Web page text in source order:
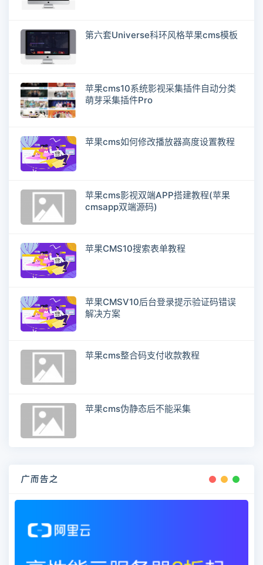
第六套Universe科环风格苹果cms模板
苹果cms10系统影视采集插件自动分类
萌芽采集插件Pro
苹果cms如何修改播放器高度设置教程
苹果cms影视双端APP搭建教程(苹果
cmsapp双端源码)
苹果CMS10搜索表单教程
苹果CMSV10后台登录提示验证码错误
解决方案
苹果cms整合码支付收款教程
苹果cms伪静态后不能采集
广而告之